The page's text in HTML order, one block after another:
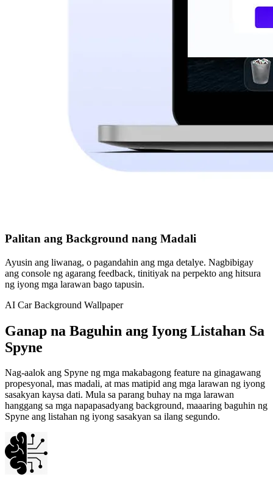
Palitan ang Background nang Madali
Ayusin ang liwanag, o pagandahin ang mga detalye. Nagbibigay
ang console ng agarang feedback, tinitiyak na perpekto ang hitsura
ng iyong mga larawan bago tapusin.
AI Car Background Wallpaper
Ganap na Baguhin ang Iyong Listahan Sa
Spyne
Nag-aalok ang Spyne ng mga makabagong feature na ginagawang
propesyonal, mas madali, at mas matipid ang mga larawan ng iyong
sasakyan kaysa dati. Mula sa parang buhay na mga larawan
hanggang sa mga napapasadyang background, maaaring baguhin ng
Spyne ang listahan ng iyong sasakyan sa ilang segundo.